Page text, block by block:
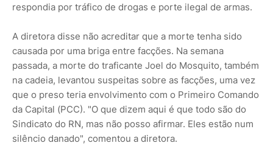
respondia por tráfico de drogas e porte ilegal de armas.
A diretora disse não acreditar que a morte tenha sido
causada por uma briga entre facções. Na semana
passada, a morte do traficante Joel do Mosquito, também
na cadeia, levantou suspeitas sobre as facções, uma vez
que o preso teria envolvimento com o Primeiro Comando
da Capital (PCC). "O que dizem aqui é que todo são do
Sindicato do RN, mas não posso afirmar. Eles estão num
silêncio danado", comentou a diretora.